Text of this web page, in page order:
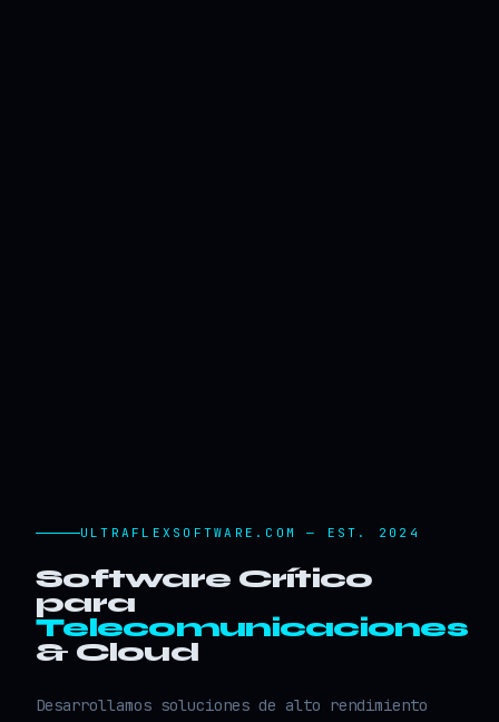
ULTRAFLEXSOFTWARE.COM — EST. 2024
Software Crítico
para
Telecomunicaciones
& Cloud
Desarrollamos soluciones de alto rendimiento